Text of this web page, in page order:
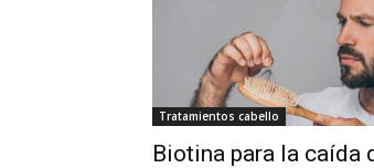
Tratamientos cabello
Biotina para la caída